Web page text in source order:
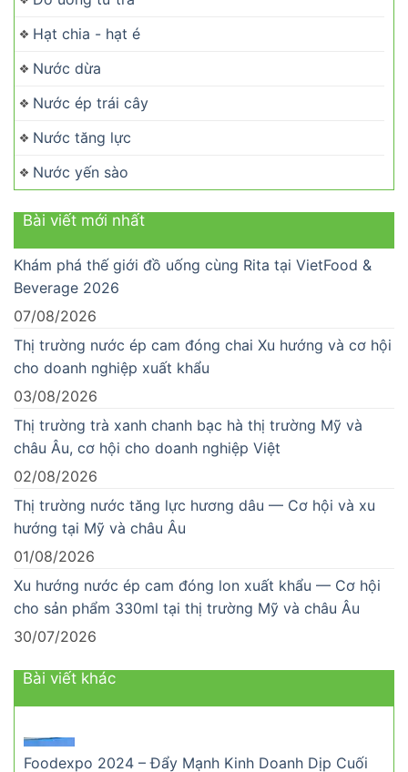
Hạt chia - hạt é
Nước dừa
Nước ép trái cây
Nước tăng lực
Nước yến sào
Bài viết mới nhất
Khám phá thế giới đồ uống cùng Rita tại VietFood &
Beverage 2026
07/08/2026
Thị trường nước ép cam đóng chai Xu hướng và cơ hội
cho doanh nghiệp xuất khẩu
03/08/2026
Thị trường trà xanh chanh bạc hà thị trường Mỹ và
châu Âu, cơ hội cho doanh nghiệp Việt
02/08/2026
Thị trường nước tăng lực hương dâu — Cơ hội và xu
hướng tại Mỹ và châu Âu
01/08/2026
Xu hướng nước ép cam đóng lon xuất khẩu — Cơ hội
cho sản phẩm 330ml tại thị trường Mỹ và châu Âu
30/07/2026
Bài viết khác
Foodexpo 2024 – Đẩy Mạnh Kinh Doanh Dịp Cuối